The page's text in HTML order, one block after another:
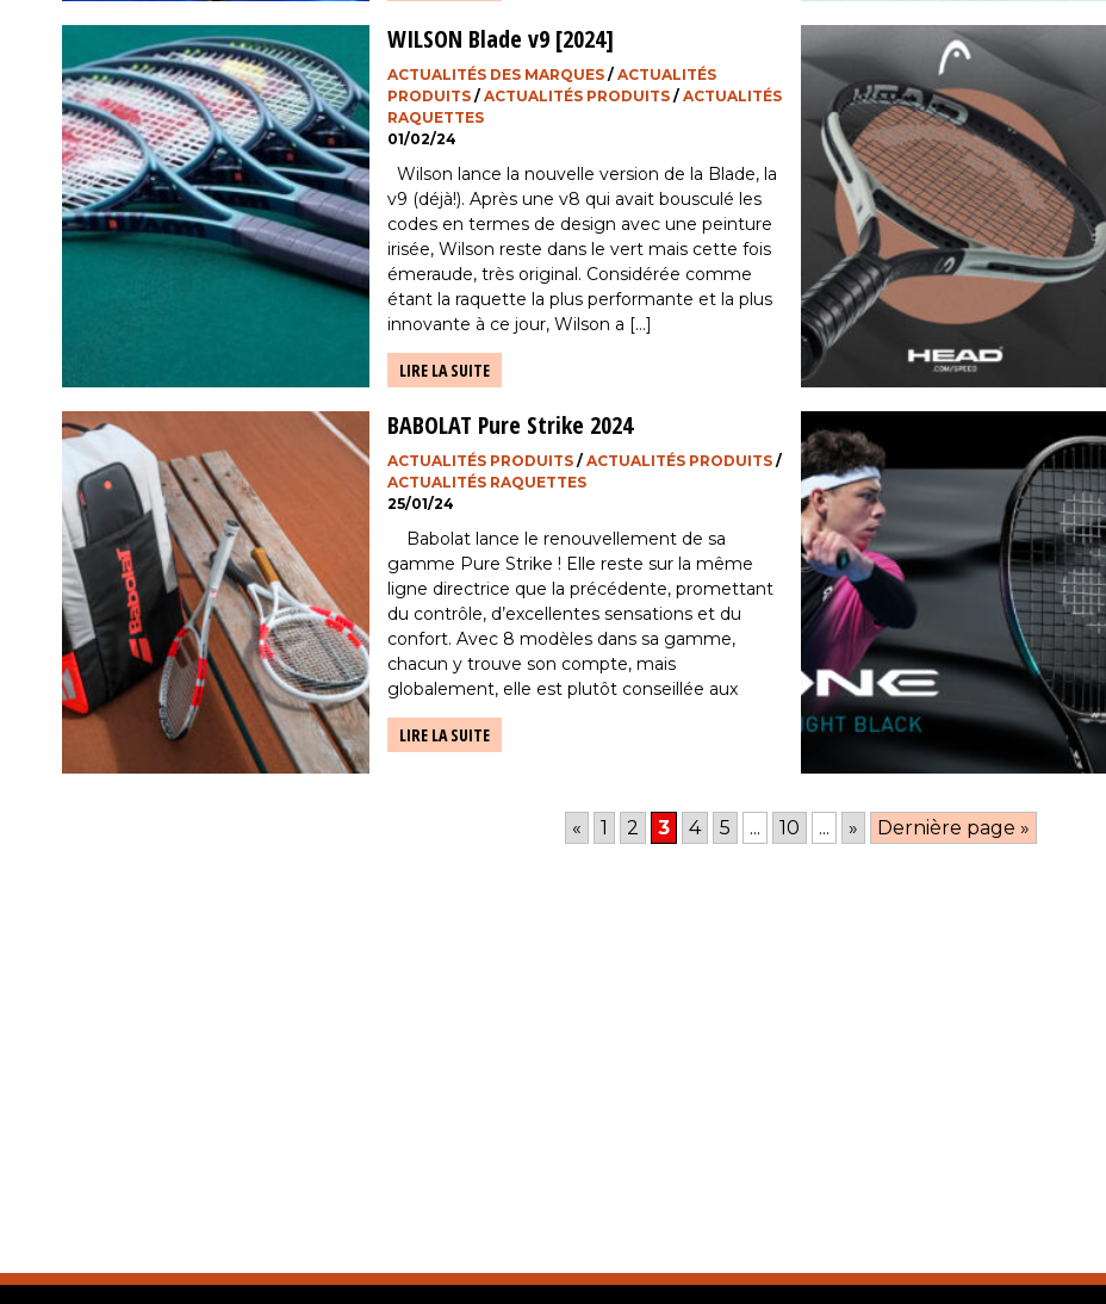
WILSON Blade v9 [2024]
ACTUALITÉS DES MARQUES /ACTUALITÉS
PRODUITS /ACTUALITÉS PRODUITS /ACTUALITÉS
RAQUETTES
01/02/24
Wilson lance la nouvelle version de la Blade, la
v9 (déjà!). Après une v8 qui avait bousculé les
codes en termes de design avec une peinture
irisée, Wilson reste dans le vert mais cette fois
émeraude, très original. Considérée comme
étant la raquette la plus performante et la plus
innovante à ce jour, Wilson a […]
LIRE LA SUITE
BABOLAT Pure Strike 2024
ACTUALITÉS PRODUITS /ACTUALITÉS PRODUITS /
ACTUALITÉS RAQUETTES
25/01/24
Babolat lance le renouvellement de sa
gamme Pure Strike ! Elle reste sur la même
ligne directrice que la précédente, promettant
du contrôle, d’excellentes sensations et du
confort. Avec 8 modèles dans sa gamme,
chacun y trouve son compte, mais
globalement, elle est plutôt conseillée aux
joueurs agressifs ou aux contreurs. Côté
technologies, […]
LIRE LA SUITE
« 1 2 3 4 5 ... 10 ... » Dernière page »